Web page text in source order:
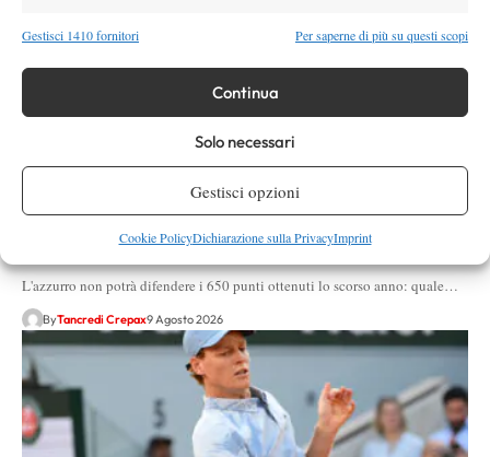
Gestisci 1410 fornitori Per saperne di più su questi scopi
Continua
Solo necessari
Gestisci opzioni
Cookie PolicyDichiarazione sulla PrivacyImprint
Niente Cincinnati per Sinner, cosa cambia in
classifica ATP?
L'azzurro non potrà difendere i 650 punti ottenuti lo scorso anno: quale…
ByTancredi Crepax9 Agosto 2026